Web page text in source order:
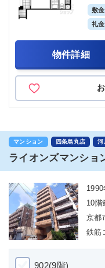
敷金
礼金
物件詳細
マンション 四条烏丸店 河
ライオンズマンショ
10階
京都
鉄筋
902(9階)